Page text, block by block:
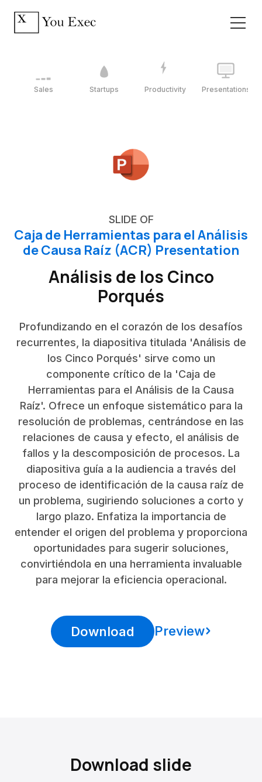
Sales Startups Productivity Presentations
SLIDE OF
Caja de Herramientas para el Análisis
de Causa Raíz (ACR) Presentation
Análisis de los Cinco
Porqués
Profundizando en el corazón de los desafíos
recurrentes, la diapositiva titulada 'Análisis de
los Cinco Porqués' sirve como un
componente crítico de la 'Caja de
Herramientas para el Análisis de la Causa
Raíz'. Ofrece un enfoque sistemático para la
resolución de problemas, centrándose en las
relaciones de causa y efecto, el análisis de
fallos y la descomposición de procesos. La
diapositiva guía a la audiencia a través del
proceso de identificación de la causa raíz de
un problema, sugiriendo soluciones a corto y
largo plazo. Enfatiza la importancia de
entender el origen del problema y proporciona
oportunidades para sugerir soluciones,
convirtiéndola en una herramienta invaluable
para mejorar la eficiencia operacional.
Download Preview
Download slide